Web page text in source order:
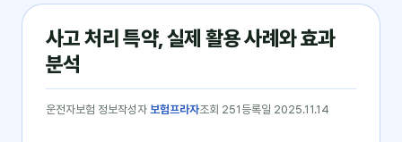
사고 처리 특약, 실제 활용 사례와 효과
분석
운전자보험 정보작성자 보험프라자조회 251 등록일 2025.11.14